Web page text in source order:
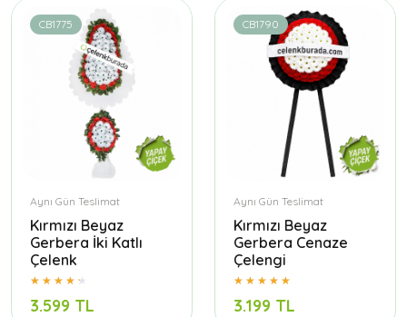
CB1775
Aynı Gün Teslimat
Kırmızı Beyaz
Gerbera İki Katlı
Çelenk
3.599 TL
CB1790
Aynı Gün Teslimat
Kırmızı Beyaz
Gerbera Cenaze
Çelengi
3.199 TL